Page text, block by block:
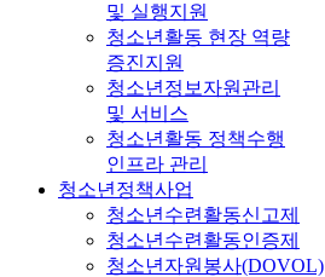
및 실행지원
청소년활동 현장 역량
증진지원
청소년정보자원관리
및 서비스
청소년활동 정책수행
인프라 관리
청소년정책사업
청소년수련활동신고제
청소년수련활동인증제
청소년자원봉사(DOVOL)